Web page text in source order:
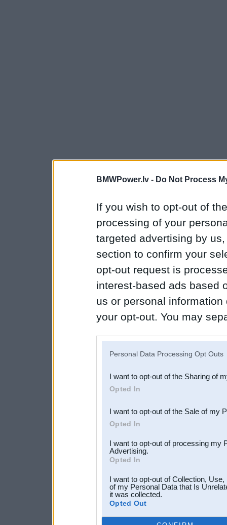
BMWPower.lv - Do Not Process
If you wish to opt-out of
processing of your
targeted advertising by
section to confirm your
opt-out request is
interest-based ads based
us or personal
your opt-out. You may
Downstream Participants
third parties.
Personal Data Processing Opt Outs
I want to opt-out of the Sharing of
Opted In
I want to opt-out of the Sale of my
Opted In
I want to opt-out of processing my
Advertising.
Opted In
I want to opt-out of Collection,
of my Personal Data that Is
it was collected.
Opted Out